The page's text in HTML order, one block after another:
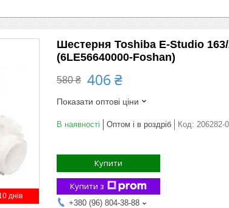
днів
Шестерня Toshiba E-Studio
(6LE56640000-Foshan)
580 ₴ 406 ₴
Показати оптові ціни
В наявності Оптом і в роздріб Код: 206282-
Купити
Купити з
+380 (96) 804-38-88